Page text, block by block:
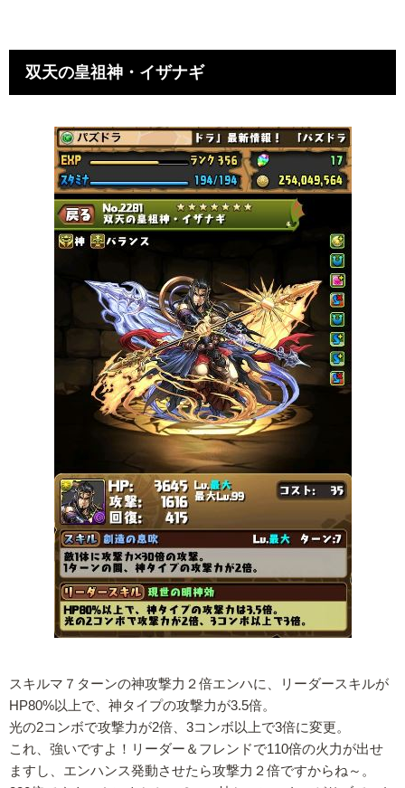
双天の皇祖神・イザナギ
スキルマ７ターンの神攻撃力２倍エンハに、リーダースキルが
HP80%以上で、神タイプの攻撃力が3.5倍。
光の2コンボで攻撃力が2倍、3コンボ以上で3倍に変更。
これ、強いですよ！リーダー＆フレンドで110倍の火力が出せ
ますし、エンハンス発動させたら攻撃力２倍ですからね～。